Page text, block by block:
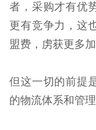
者，采购才有优
更有竞争力，这
盟费，虏获更多
但这一切的前提
的物流体系和管